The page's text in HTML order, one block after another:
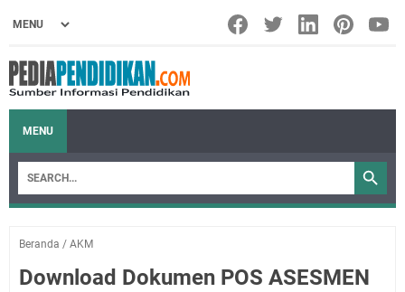
MENU
Beranda / AKM
Download Dokumen POS ASESMEN